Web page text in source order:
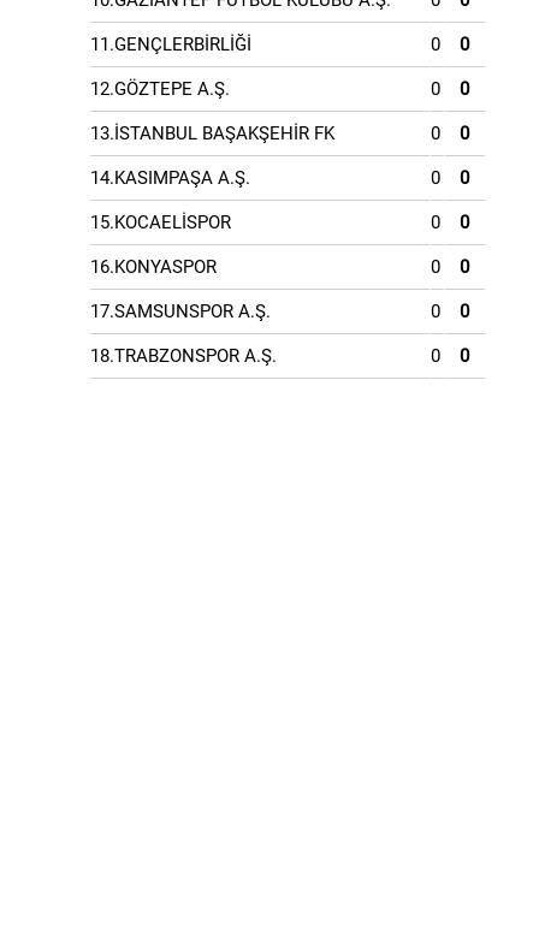
11.GENÇLERBİRLİĞİ 0 0
12.GÖZTEPE A.Ş. 0 0
13.İSTANBUL BAŞAKŞEHİR FK 0 0
14.KASIMPAŞA A.Ş. 0 0
15.KOCAELİSPOR 0 0
16.KONYASPOR 0 0
17.SAMSUNSPOR A.Ş. 0 0
18.TRABZONSPOR A.Ş. 0 0